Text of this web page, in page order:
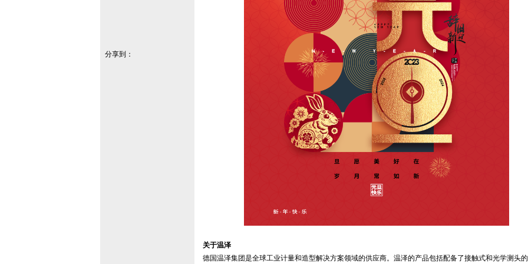
分享到：
关于温泽
德国温泽集团是全球工业计量和造型解决方案领域的供应商。温泽的产品包括配备了接触式和光学测头